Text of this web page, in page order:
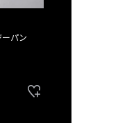
ーパン